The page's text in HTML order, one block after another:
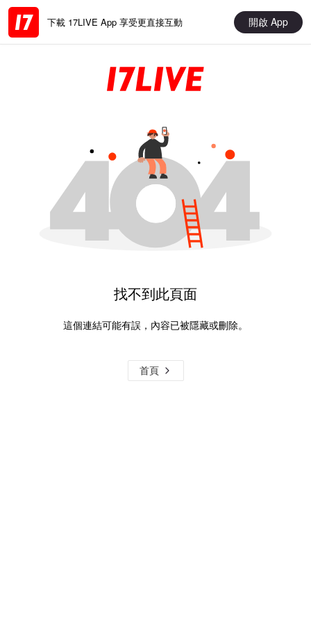
下載 17LIVE App 享受更直接互動 開啟 App
找不到此頁面
這個連結可能有誤，內容已被隱藏或刪除。
首頁